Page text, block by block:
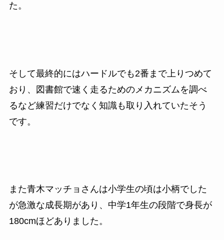
た。
そして最終的にはハードルでも2番まで上りつめて
おり、図書館で速く走るためのメカニズムを調べ
るなど練習だけでなく知識も取り入れていたそう
です。
また青木マッチョさんは小学生の頃は小柄でした
が急激な成長期があり、中学1年生の段階で身長が
180cmほどありました。